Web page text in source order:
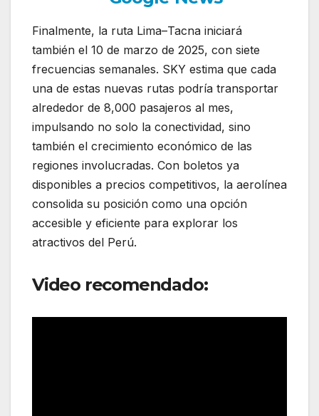
Finalmente, la ruta Lima–Tacna iniciará
también el 10 de marzo de 2025, con siete
frecuencias semanales. SKY estima que cada
una de estas nuevas rutas podría transportar
alrededor de 8,000 pasajeros al mes,
impulsando no solo la conectividad, sino
también el crecimiento económico de las
regiones involucradas. Con boletos ya
disponibles a precios competitivos, la aerolínea
consolida su posición como una opción
accesible y eficiente para explorar los
atractivos del Perú.
Video recomendado: